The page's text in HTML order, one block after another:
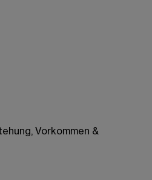
Vorkommen &